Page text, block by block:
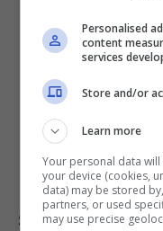
Solo per l’anno
Personalised
content
services
Store and/or
Learn more
Your personal data
your device (cookies,
data) may be stored
partners, or used
may use precise